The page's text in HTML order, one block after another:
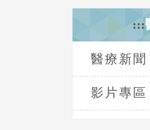
:::
醫療新聞
影片專區